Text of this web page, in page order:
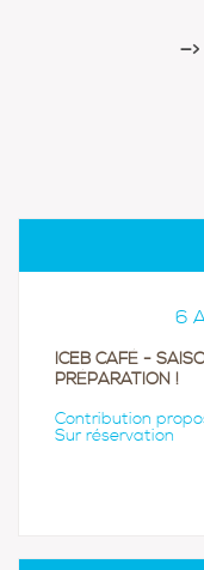
–>
6
ICEB CAFÉ -
PRÉPARATION !
Contribution
Sur réservation